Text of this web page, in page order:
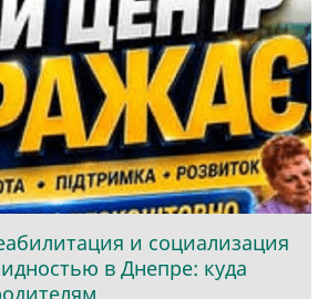
и социализация
в Днепре: куда